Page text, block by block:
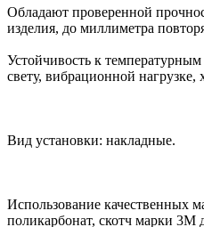
Обладают проверенной
изделия, до миллиметра
Устойчивость к
свету, вибрационной нагрузке,
Вид установки: накладные.
Использование качественных
поликарбонат, скотч марки 3М